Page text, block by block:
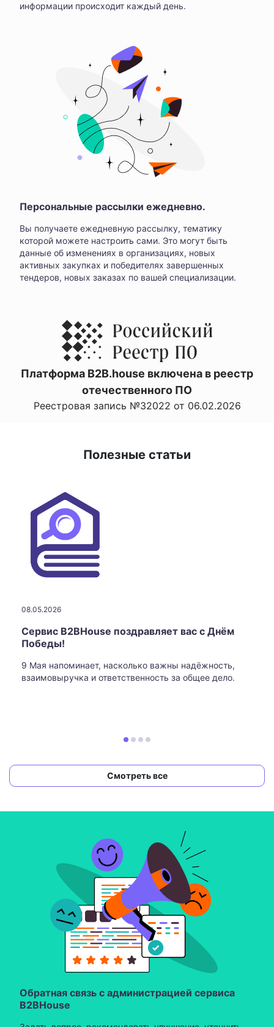
информации происходит каждый день.
Персональные рассылки ежедневно.
Вы получаете ежедневную рассылку, тематику
которой можете настроить сами. Это могут быть
данные об изменениях в организациях, новых
активных закупках и победителях завершенных
тендеров, новых заказах по вашей специализации.
Платформа B2B.house включена в реестр
отечественного ПО
Реестровая запись №32022 от 06.02.2026
Полезные статьи
08.05.2026
Сервис B2BHouse поздравляет вас с Днём
Победы!
9 Мая напоминает, насколько важны надёжность,
взаимовыручка и ответственность за общее дело.
Смотреть все
Обратная связь с администрацией сервиса
B2BHouse